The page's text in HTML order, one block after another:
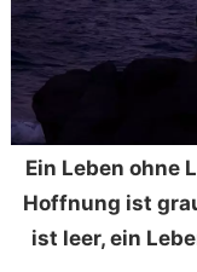
Ein Leben ohne
Hoffnung ist
ist leer, ein